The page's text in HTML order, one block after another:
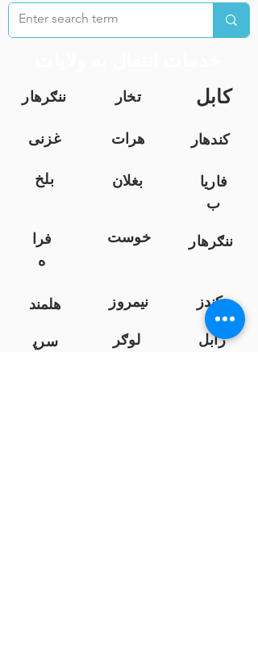
ننګرهار تخار کابل
غزنی هرات
کندهار
بلخ
بغلان
فاریا
ب
فرا
ه
خوست ننګرهار
هلمند نیمروز
کندز
سرپ
لوګر زابل